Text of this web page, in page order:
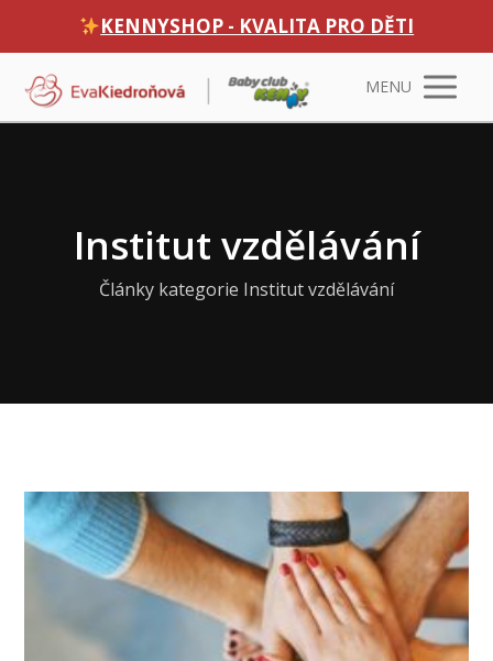
KENNYSHOP - KVALITA PRO DĚTI
MENU
Institut vzdělávání
Články kategorie Institut vzdělávání